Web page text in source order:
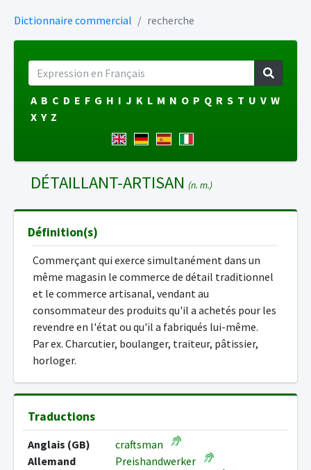
Dictionnaire commercial recherche
A B C D E F G H I J K L M N O P Q R S T U V W
X Y Z
DÉTAILLANT-ARTISAN (n. m.)
Définition(s)
Commerçant qui exerce simultanément dans un
même magasin le commerce de détail traditionnel
et le commerce artisanal, vendant au
consommateur des produits qu'il a achetés pour les
revendre en l'état ou qu'il a fabriqués lui-même.
Par ex. Charcutier, boulanger, traiteur, pâtissier,
horloger.
Traductions
Anglais (GB)
craftsman
Allemand
Preishandwerker